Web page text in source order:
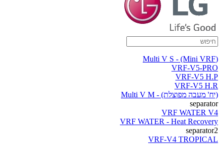
(Multi V S - (Mini VRF
VRF-V5-PRO
VRF-V5 H.P
VRF-V5 H.R
(יח' מעבה מפוצלת) - Multi V M
separator
VRF WATER V4
VRF WATER - Heat Recovery
separator2
VRF-V4 TROPICAL